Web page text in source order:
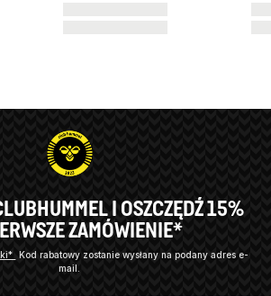
I OSZCZĘDŹ 15%
ZAMÓWIENIE*
Kod rabatowy zostanie wysłany na podany adres e-
mail.